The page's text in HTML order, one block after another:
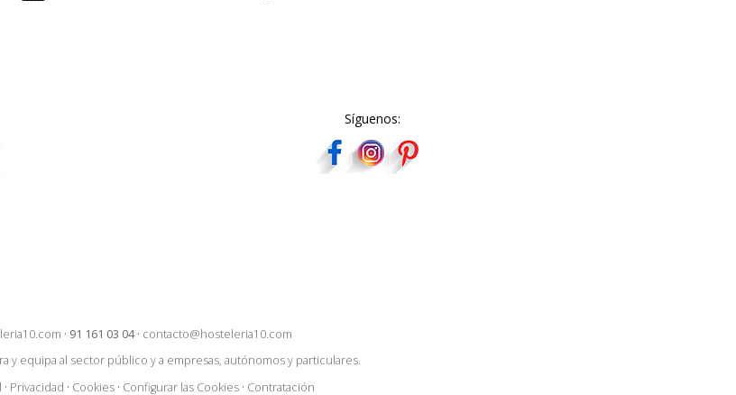
Síguenos:
· 91 161 03 04· contacto@hosteleria10.com
y equipa al sector público y a empresas, autónomos y particulares.
· Privacidad · Cookies · Configurar las Cookies · Contratación